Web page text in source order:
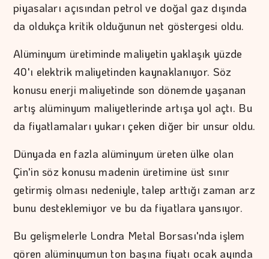
piyasaları açısından petrol ve doğal gaz dışında
da oldukça kritik olduğunun net göstergesi oldu.
Alüminyum üretiminde maliyetin yaklaşık yüzde
40'ı elektrik maliyetinden kaynaklanıyor. Söz
konusu enerji maliyetinde son dönemde yaşanan
artış alüminyum maliyetlerinde artışa yol açtı. Bu
da fiyatlamaları yukarı çeken diğer bir unsur oldu.
Dünyada en fazla alüminyum üreten ülke olan
Çin'in söz konusu madenin üretimine üst sınır
getirmiş olması nedeniyle, talep arttığı zaman arz
bunu desteklemiyor ve bu da fiyatlara yansıyor.
Bu gelişmelerle Londra Metal Borsası'nda işlem
gören alüminyumun ton başına fiyatı ocak ayında